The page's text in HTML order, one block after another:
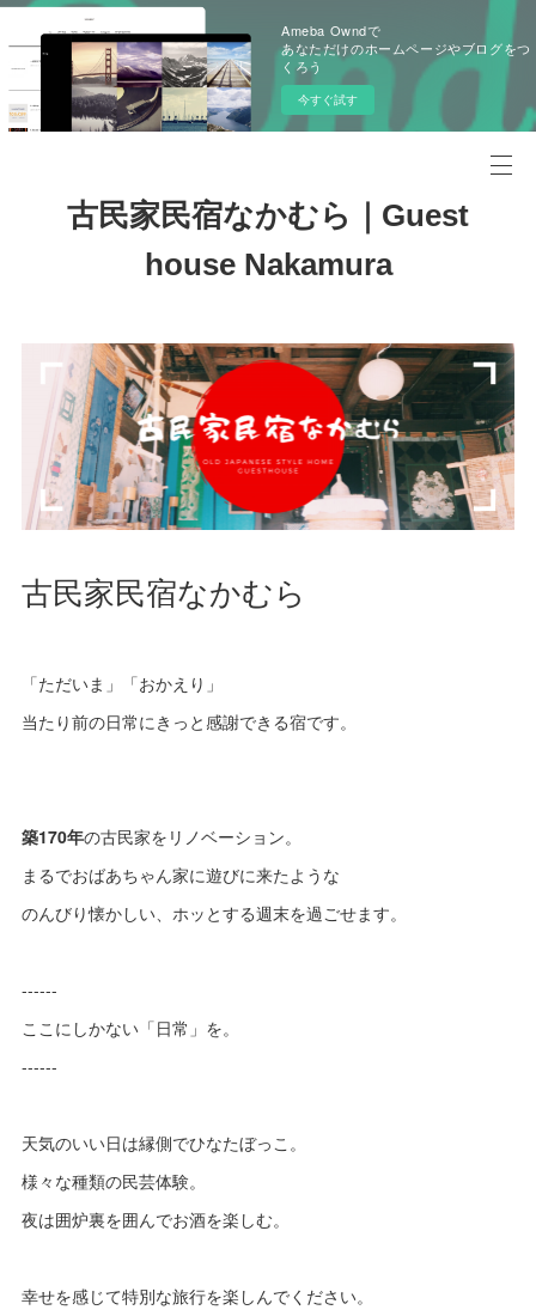
Ameba Owndで
あなただけのホームページやブログをつ
くろう
今すぐ試す
古民家民宿なかむら｜Guest
house Nakamura
古民家民宿なかむら
「ただいま」「おかえり」
当たり前の日常にきっと感謝できる宿です。
築170年の古民家をリノベーション。
まるでおばあちゃん家に遊びに来たような
のんびり懐かしい、ホッとする週末を過ごせます。
------
ここにしかない「日常」を。
------
天気のいい日は縁側でひなたぼっこ。
様々な種類の民芸体験。
夜は囲炉裏を囲んでお酒を楽しむ。
幸せを感じて特別な旅行を楽しんでください。